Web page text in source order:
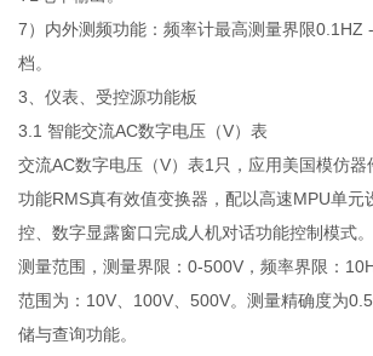
7）内外测频功能：频率计最高测量界限0.1HZ
档。
3、仪表、受控源功能板
3.1 智能交流AC数字电压（V）表
交流AC数字电压（V）表1只，应用美国模仿器
功能RMS真有效值变换器，配以高速MPU单元
控、数字显露窗口完成人机对话功能控制模式
测量范围，测量界限：0-500V，频率界限：
范围为：10V、100V、500V。测量精确度为
储与查询功能。